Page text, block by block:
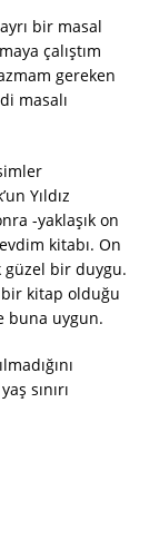
bir masal
çalıştım
gereken
masalı
Yıldız
-yaklaşık on
kitabı. On
güzel bir duygu.
kitap olduğu
buna uygun.
sınırı